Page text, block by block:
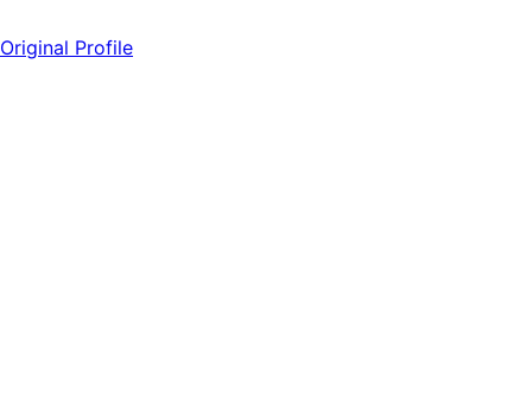
Original Profile